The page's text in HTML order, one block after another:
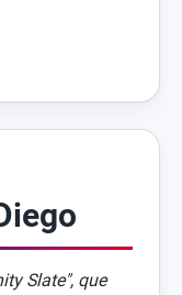
Slate", que